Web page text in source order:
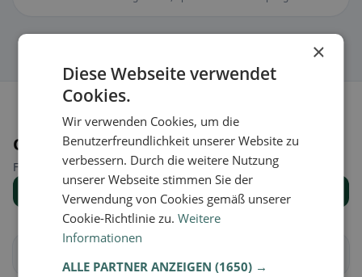
Orte in der Nähe
Finde den passenden Ort für deine Restaurantsuche.
Alle Orte anzeigen
×
Diese Webseite verwendet
Cookies.
Wir verwenden Cookies, um die
Benutzerfreundlichkeit unserer Website zu
verbessern. Durch die weitere Nutzung
unserer Webseite stimmen Sie der
Verwendung von Cookies gemäß unserer
Cookie-Richtlinie zu.Weitere
Informationen
ALLE PARTNER ANZEIGEN(1650) →